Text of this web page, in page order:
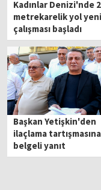
Kadınlar Denizi'nde
metrekarelik yol
çalışması başladı
Başkan Yetişkin'den
ilaçlama tartışmasına
belgeli yanıt